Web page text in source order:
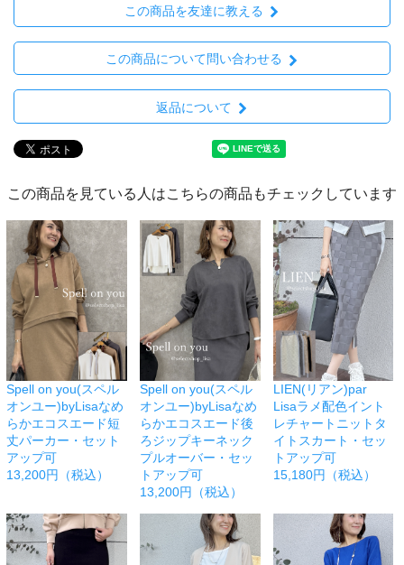
この商品を友達に教える
この商品について問い合わせる
返品について
この商品を見ている人はこちらの商品もチェックしています
Spell on you(スペル
オンユー)byLisaなめ
らかエコスエード短
丈パーカー・セット
アップ可
13,200円（税込）
Spell on you(スペル
オンユー)byLisaなめ
らかエコスエード後
ろジップキーネック
プルオーバー・セッ
トアップ可
13,200円（税込）
LIEN(リアン)par
Lisaラメ配色イント
レチャートニットタ
イトスカート・セッ
トアップ可
15,180円（税込）